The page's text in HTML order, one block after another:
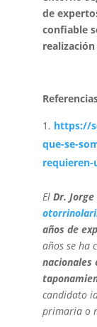
de
confiable
https://
que-se-
El Dr.
años de
años se ha
nacionales
candidato
primaria o